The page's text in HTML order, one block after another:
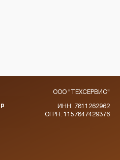
ООО "ТЕХСЕРВИС"
ИНН: 7811262962
ОГРН: 1157847429376